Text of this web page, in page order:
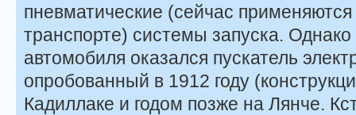
пневматические (сейчас
транспорте) системы запуска.
автомобиля оказался пускатель
опробованный в 1912 году
Кадиллаке и годом позже на Лянче.